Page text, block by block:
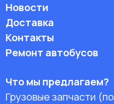
Новости
Доставка
Контакты
Ремонт автобусов
Что мы предлагаем?
Грузовые запчасти